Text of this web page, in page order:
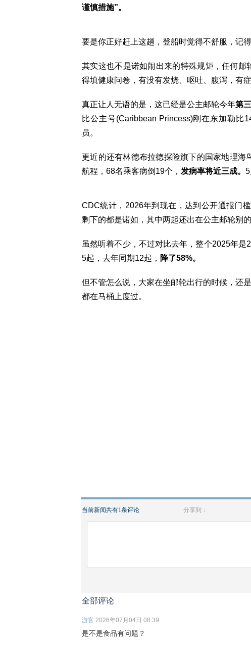
谨慎措施”。
要是你正好赶上这趟，登船时觉得不舒服，记
其实这也不是诺如闹出来的特殊规矩，任何
得填健康问卷，有没有发烧、呕吐、腹泻，有
真正让人无语的是，这已经是公主邮轮今年第
比公主号(Caribbean Princess)刚在东加勒
员。
更近的还有林德布拉德探险旗下的国家地理海
航程，68名乘客病倒19个， 发病率将近三成。
CDC统计，2026年到现在，达到公开通报门
剩下的都是诺如，其中两起还出在公主邮轮别的
虽然听着不少，不过对比去年，整个2025年
5起，去年同期12起， 降了58%。
但不管怎么说，大家在坐邮轮出行的时候，还
都在马桶上度过。
当前新闻共有1条评论 分享到：
全部评论
游客 2026年07月04日 08:39
是不是食品有问题？